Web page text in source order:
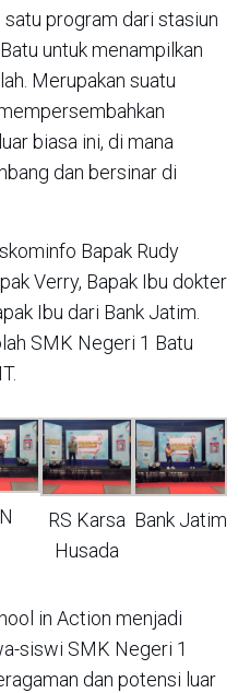
program dari stasiun
untuk menampilkan
Merupakan suatu
biasa ini, di mana
dan bersinar di
Bapak Rudy
Verry, Bapak Ibu dokter
Ibu dari Bank Jatim.
SMK Negeri 1 Batu
RS Karsa
Husada
Bank Jatim
in Action menjadi
siswi SMK Negeri 1
dan potensi luar